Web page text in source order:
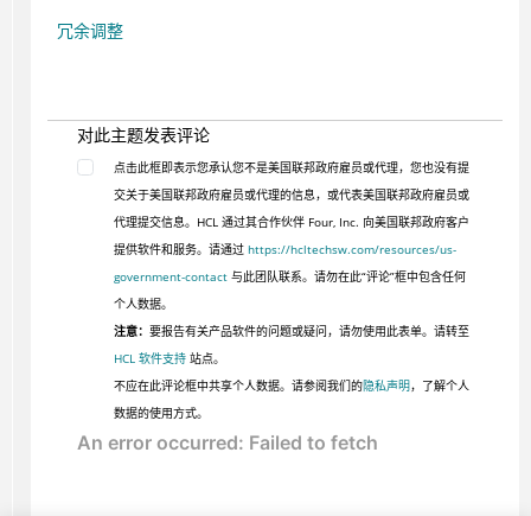
冗余调整
对此主题发表评论
点击此框即表示您承认您不是美国联邦政府雇员或代理，您也没有提
交关于美国联邦政府雇员或代理的信息，或代表美国联邦政府雇员或
代理提交信息。HCL 通过其合作伙伴 Four, Inc. 向美国联邦政府客户
提供软件和服务。请通过 https://hcltechsw.com/resources/us-
government-contact与此团队联系。请勿在此“评论”框中包含任何
个人数据。
注意： 要报告有关产品软件的问题或疑问，请勿使用此表单。请转至
HCL 软件支持站点。
不应在此评论框中共享个人数据。请参阅我们的隐私声明，了解个人
数据的使用方式。